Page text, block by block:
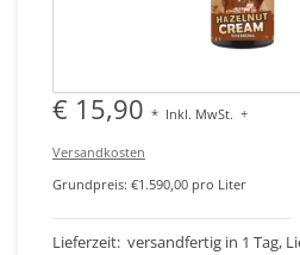
€ 15,90 * Inkl. MwSt. +
Versandkosten
Grundpreis: €1.590,00 pro Liter
Lieferzeit: versandfertig in 1 Tag,